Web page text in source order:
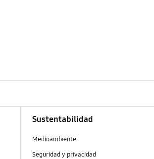
Sustentabilidad
Medioambiente
Seguridad y privacidad